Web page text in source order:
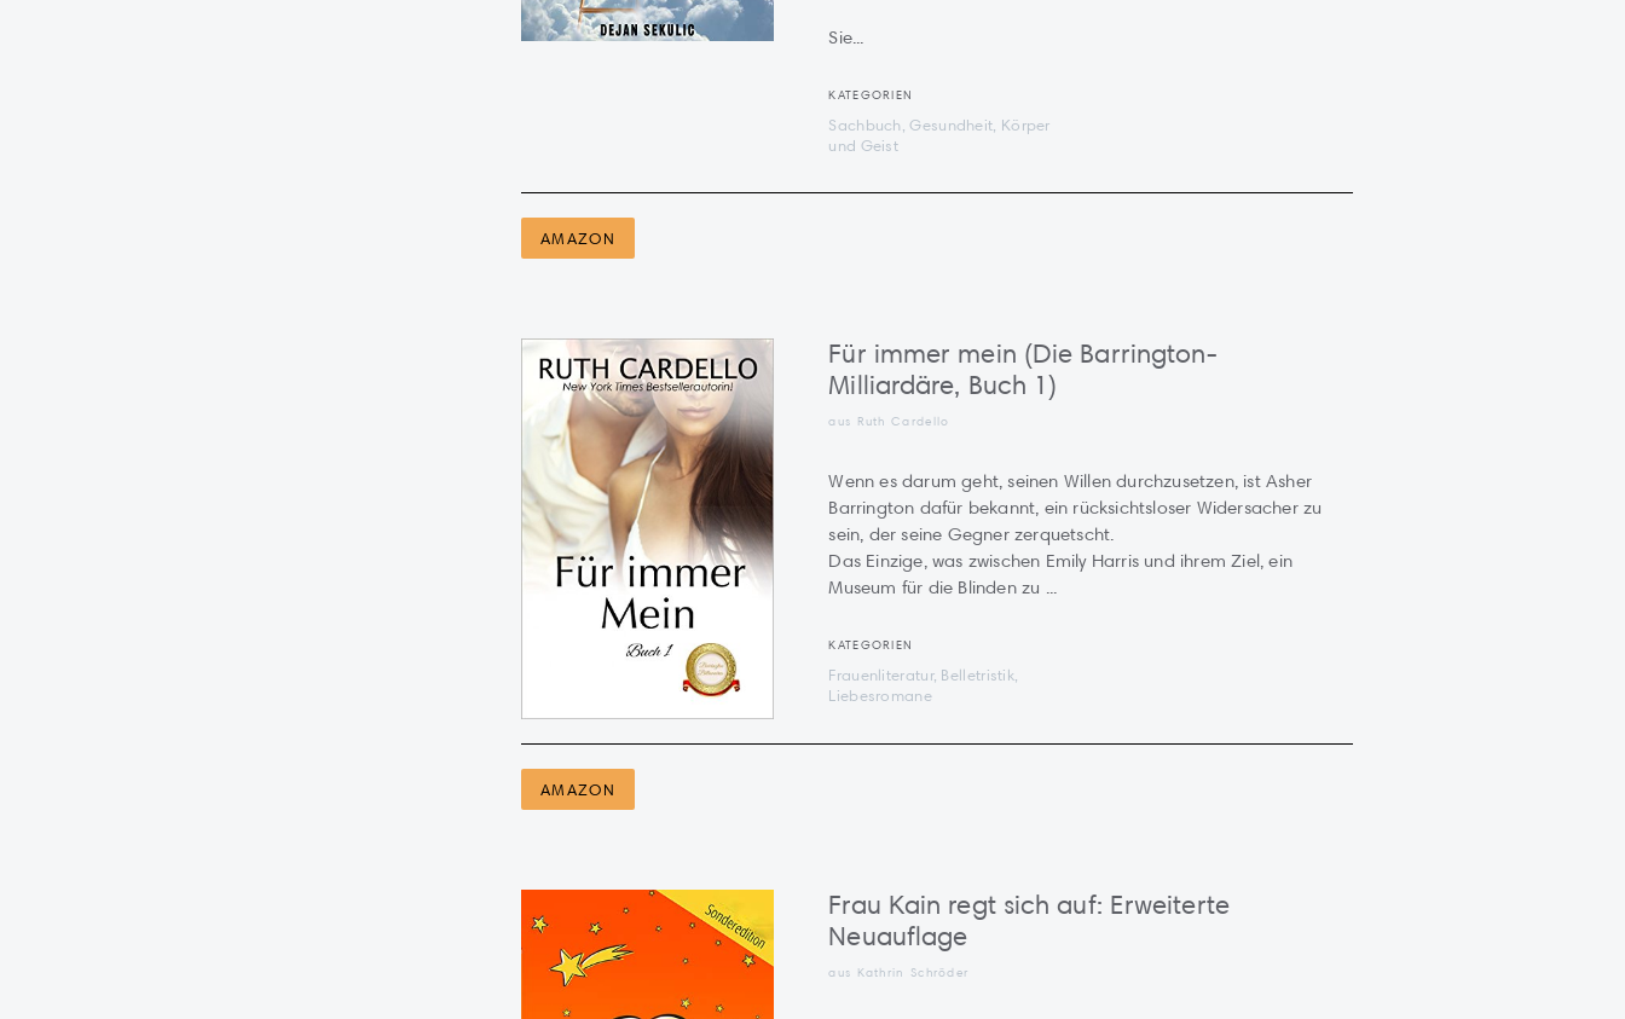
Sie...
KATEGORIEN
Sachbuch, Gesundheit, Körper
und Geist
AMAZON
Für immer mein (Die Barrington-
Milliardäre, Buch 1)
aus Ruth Cardello
Wenn es darum geht, seinen Willen durchzusetzen, ist Asher
Barrington dafür bekannt, ein rücksichtsloser Widersacher zu
sein, der seine Gegner zerquetscht.
Das Einzige, was zwischen Emily Harris und ihrem Ziel, ein
Museum für die Blinden zu ...
KATEGORIEN
Frauenliteratur, Belletristik,
Liebesromane
AMAZON
Frau Kain regt sich auf: Erweiterte
Neuauflage
aus Kathrin Schröder